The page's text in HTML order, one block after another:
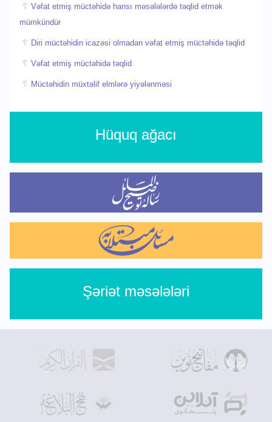
Vəfat etmiş müctəhidə hansı məsələlərdə təqlid etmək
mümkündür
Diri müctəhidin icazəsi olmadan vəfat etmiş müctəhidə təqlid
Vəfat etmiş müctəhidə təqlid
Müctəhidin müxtəlif elmlərə yiyələnməsi
Hüquq ağacı
Şəriət məsələləri